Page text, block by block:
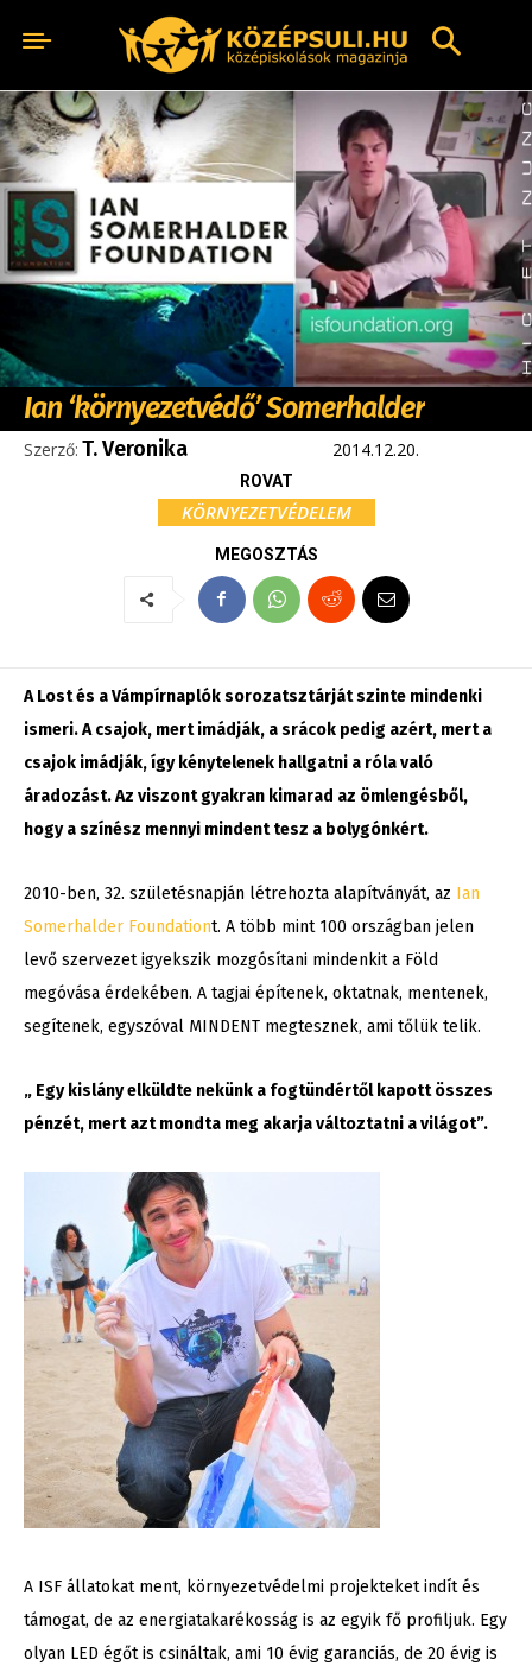
Ian ‘környezetvédő’ Somerhalder
Szerző: T. Veronika 2014.12.20.
ROVAT
KÖRNYEZETVÉDELEM
MEGOSZTÁS
A Lost és a Vámpírnaplók sorozatsztárját szinte mindenki
ismeri. A csajok, mert imádják, a srácok pedig azért, mert a
csajok imádják, így kénytelenek hallgatni a róla való
áradozást. Az viszont gyakran kimarad az ömlengésből,
hogy a színész mennyi mindent tesz a bolygónkért.
2010-ben, 32. születésnapján létrehozta alapítványát, az Ian
Somerhalder Foundationt. A több mint 100 országban jelen
levő szervezet igyekszik mozgósítani mindenkit a Föld
megóvása érdekében. A tagjai építenek, oktatnak, mentenek,
segítenek, egyszóval MINDENT megtesznek, ami tőlük telik.
„ Egy kislány elküldte nekünk a fogtündértől kapott összes
pénzét, mert azt mondta meg akarja változtatni a világot”.
A ISF állatokat ment, környezetvédelmi projekteket indít és
támogat, de az energiatakarékosság is az egyik fő profiljuk. Egy
olyan LED égőt is csináltak, ami 10 évig garanciás, de 20 évig is